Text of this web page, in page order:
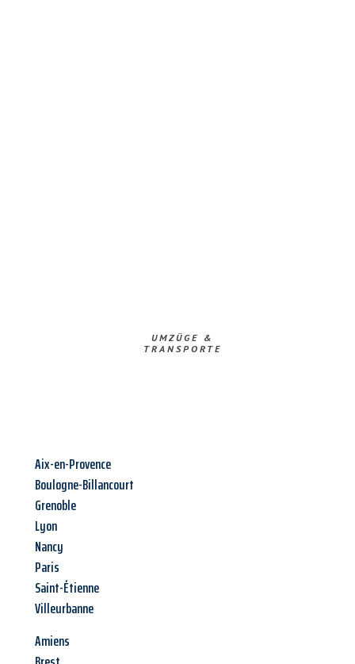
UMZÜGE &
TRANSPORTE
Aix-en-Provence
Boulogne-Billancourt
Grenoble
Lyon
Nancy
Paris
Saint-Étienne
Villeurbanne
Amiens